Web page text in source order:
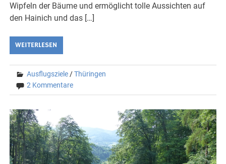
Wipfeln der Bäume und ermöglicht tolle Aussichten auf
den Hainich und das […]
WEITERLESEN
Ausflugsziele /Thüringen
2 Kommentare